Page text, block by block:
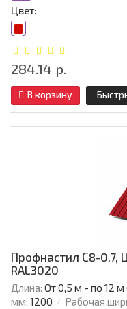
Цвет:
284.14 р.
В корзину
Профнастил С8-0.7,
RAL3020
Длина: От 0,5 м - по 12
мм: 1200 Рабочая